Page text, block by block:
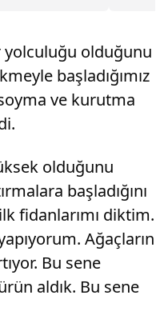
taraf...
yolculuğu olduğunu
başladığımız
ve kurutma
olduğunu
başladığını
fidanlarımı diktim.
Ağaçların
Bu sene
aldık. Bu sene